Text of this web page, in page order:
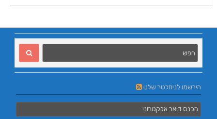
הירשמו לניוזלטר שלנו